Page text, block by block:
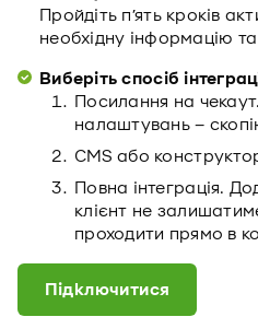
Пройдіть п’ять кроків
необхідну інформацію та
Виберіть спосіб
Посилання на
налаштувань –
CMS або
Повна інтеграція.
клієнт не
проходити прямо в
Підключитися